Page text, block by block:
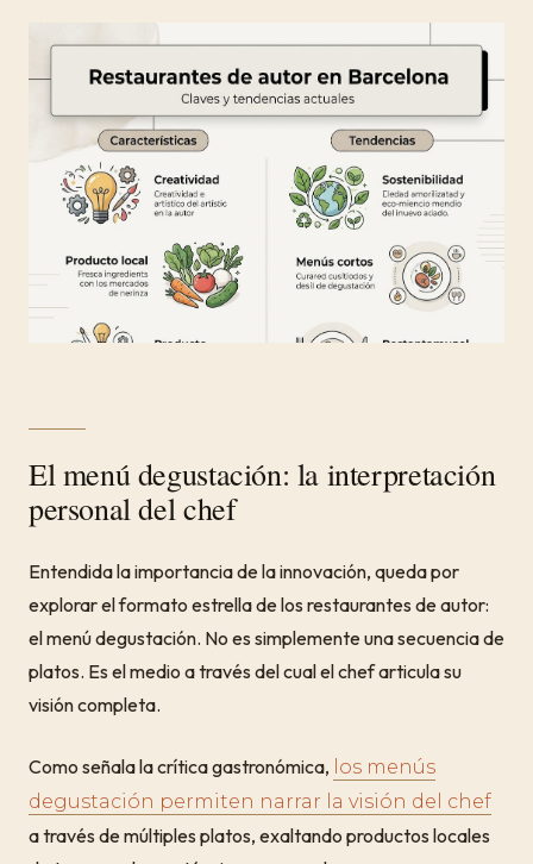
El menú degustación: la interpretación
personal del chef
Entendida la importancia de la innovación, queda por
explorar el formato estrella de los restaurantes de autor:
el menú degustación. No es simplemente una secuencia de
platos. Es el medio a través del cual el chef articula su
visión completa.
Como señala la crítica gastronómica, los menús
degustación permiten narrar la visión del chef
a través de múltiples platos, exaltando productos locales